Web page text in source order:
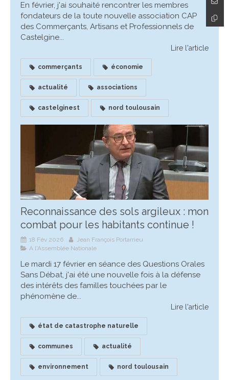
En février, j'ai souhaité rencontrer les membres
fondateurs de la toute nouvelle association CAP
des Commerçants, Artisans et Professionnels de
Castelgine...
Lire l'article
commerçants économie
actualité associations
castelginest nord toulousain
Reconnaissance des sols argileux : mon
combat pour les habitants continue !
18 Fév 2026
Jean François Portarrieu
A l'Assemblée Nationale
Le mardi 17 février en séance des Questions Orales
Sans Débat, j'ai été une nouvelle fois à la défense
des intérêts des familles touchées par le
phénomène de...
Lire l'article
état de catastrophe naturelle
communes actualité
environnement nord toulousain